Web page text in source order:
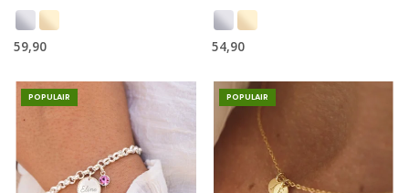
59,90 54,90
POPULAIR POPULAIR